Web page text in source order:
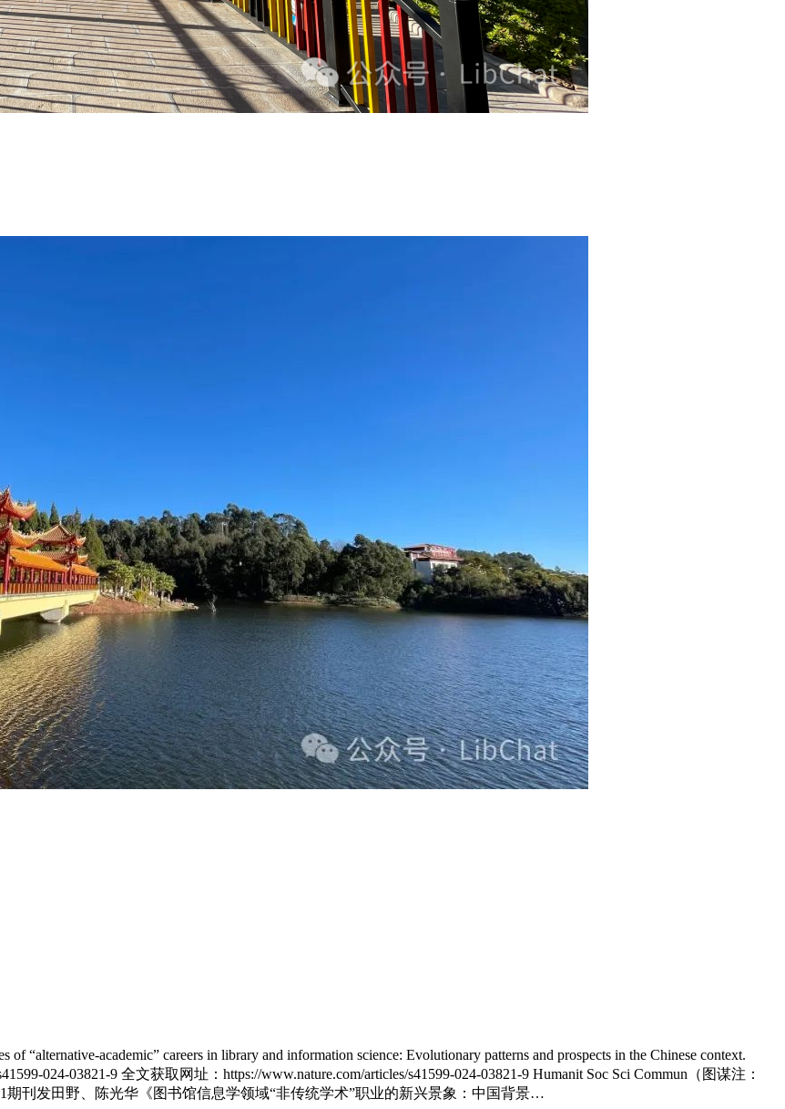
“alternative-academic” careers in library and information science: Evolutionary patterns and prospects in the Chinese context.
024-03821-9 全文获取网址：https://www.nature.com/articles/s41599-024-03821-9 Humanit Soc Sci Commun（图谋注：
期刊发田野、陈光华《图书馆信息学领域“非传统学术”职业的新兴景象：中国背景…